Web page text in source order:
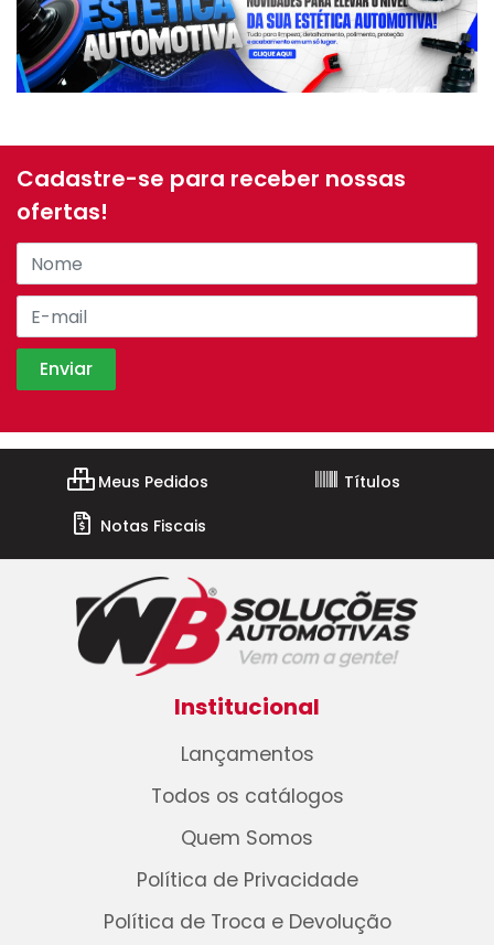
Cadastre-se para receber nossas
ofertas!
Meus Pedidos
Títulos
Notas Fiscais
Institucional
Lançamentos
Todos os catálogos
Quem Somos
Política de Privacidade
Política de Troca e Devolução